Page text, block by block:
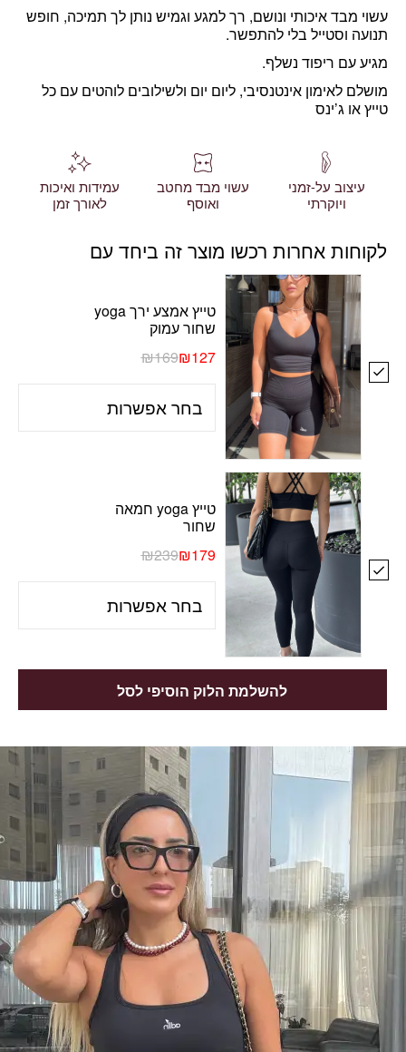
עשוי מבד איכותי ונושם, רך למגע וגמיש נותן לך תמיכה, חופש
תנועה וסטייל בלי להתפשר.
מגיע עם ריפוד נשלף.
מושלם לאימון אינטנסיבי, ליום יום ולשילובים לוהטים עם כל
טייץ או ג’ינס
עיצוב על-זמני
ויוקרתי
עשוי מבד מחטב
ואוסף
עמידות ואיכות
לאורך זמן
לקוחות אחרות רכשו מוצר זה ביחד עם
טייץ אמצע ירך yoga
שחור עמוק
₪169₪127
טייץ yoga חמאה
שחור
₪239₪179
להשלמת הלוק הוסיפי לסל